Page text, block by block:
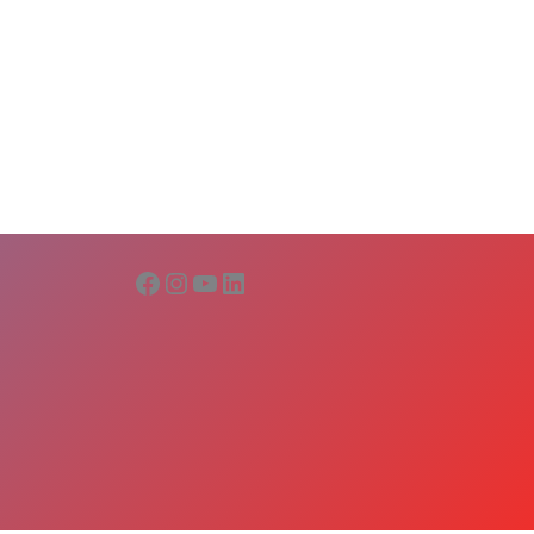
Facebook
Instagram
YouTube
LinkedIn